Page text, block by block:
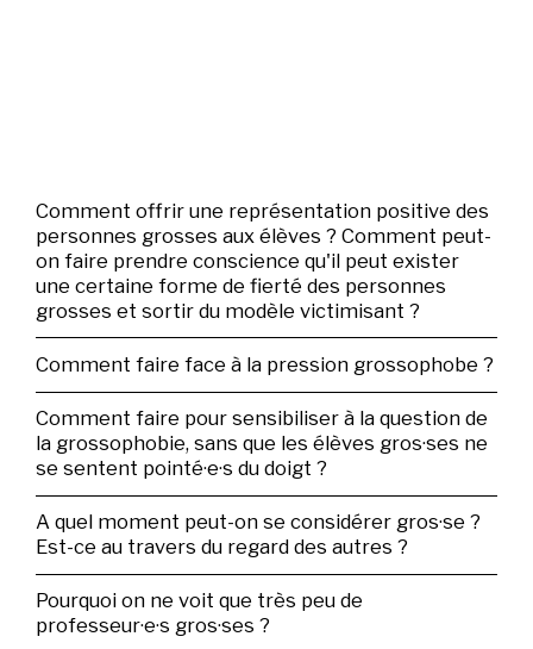
Comment offrir une représentation positive des
personnes grosses aux élèves ? Comment peut-
on faire prendre conscience qu'il peut exister
une certaine forme de fierté des personnes
grosses et sortir du modèle victimisant ?
Comment faire face à la pression grossophobe ?
Comment faire pour sensibiliser à la question de
la grossophobie, sans que les élèves gros·ses ne
se sentent pointé·e·s du doigt ?
A quel moment peut-on se considérer gros·se ?
Est-ce au travers du regard des autres ?
Pourquoi on ne voit que très peu de
professeur·e·s gros·ses ?